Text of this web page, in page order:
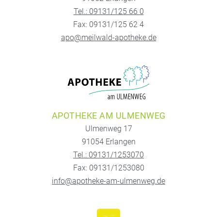
Tel.: 09131/125 66 0
Fax: 09131/125 62 4
apo@meilwald-apotheke.de
APOTHEKE AM ULMENWEG
Ulmenweg 17
91054 Erlangen
Tel.: 09131/1253070
Fax: 09131/1253080
info@apotheke-am-ulmenweg.de